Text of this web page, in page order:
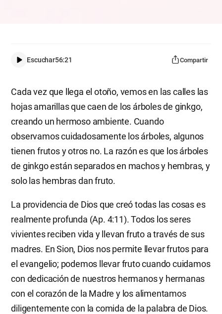
Escuchar56:21 Compartir
Cada vez que llega el otoño, vemos en las calles las
hojas amarillas que caen de los árboles de ginkgo,
creando un hermoso ambiente. Cuando
observamos cuidadosamente los árboles, algunos
tienen frutos y otros no. La razón es que los árboles
de ginkgo están separados en machos y hembras, y
solo las hembras dan fruto.
La providencia de Dios que creó todas las cosas es
realmente profunda (Ap. 4:11). Todos los seres
vivientes reciben vida y llevan fruto a través de sus
madres. En Sion, Dios nos permite llevar frutos para
el evangelio; podemos llevar fruto cuando cuidamos
con dedicación de nuestros hermanos y hermanas
con el corazón de la Madre y los alimentamos
diligentemente con la comida de la palabra de Dios.